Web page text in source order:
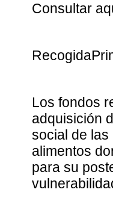
Consultar
Los fondos
adquisición
social de las
alimentos
para su